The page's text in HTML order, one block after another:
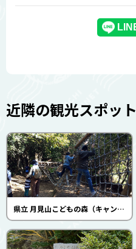
近隣の観光スポット
県立 月見山こどもの森（キャンプ場／フィールドアスレチック）